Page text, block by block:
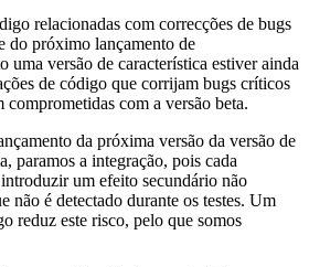
relacionadas com correcções de bugs
do próximo lançamento de
uma versão de característica estiver ainda
de código que corrijam bugs críticos
comprometidas com a versão beta.
da próxima versão da versão de
paramos a integração, pois cada
um efeito secundário não
não é detectado durante os testes. Um
reduz este risco, pelo que somos